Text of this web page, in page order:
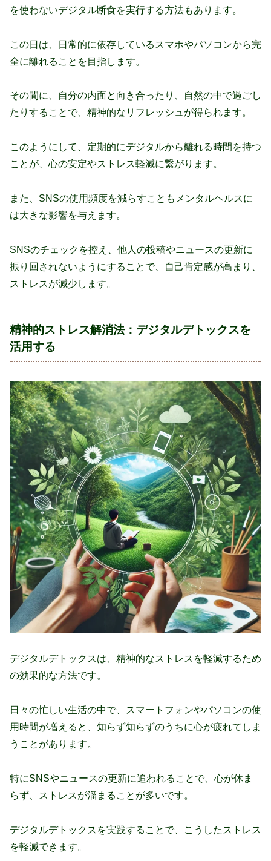
を使わないデジタル断食を実行する方法もあります。
この日は、日常的に依存しているスマホやパソコンから完
全に離れることを目指します。
その間に、自分の内面と向き合ったり、自然の中で過ごし
たりすることで、精神的なリフレッシュが得られます。
このようにして、定期的にデジタルから離れる時間を持つ
ことが、心の安定やストレス軽減に繋がります。
また、SNSの使用頻度を減らすこともメンタルヘルスに
は大きな影響を与えます。
SNSのチェックを控え、他人の投稿やニュースの更新に
振り回されないようにすることで、自己肯定感が高まり、
ストレスが減少します。
精神的ストレス解消法：デジタルデトックスを
活用する
デジタルデトックスは、精神的なストレスを軽減するため
の効果的な方法です。
日々の忙しい生活の中で、スマートフォンやパソコンの使
用時間が増えると、知らず知らずのうちに心が疲れてしま
うことがあります。
特にSNSやニュースの更新に追われることで、心が休ま
らず、ストレスが溜まることが多いです。
デジタルデトックスを実践することで、こうしたストレス
を軽減できます。